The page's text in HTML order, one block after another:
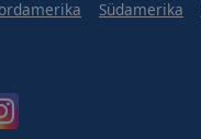
Südamerika